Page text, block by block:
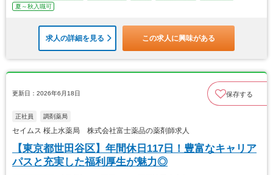
夏～秋入職可
求人の詳細を見る この求人に興味がある
更新日：2026年6月18日 保存する
正社員 調剤薬局
セイムス 桜上水薬局 株式会社富士薬品の薬剤師求人
【東京都世田谷区】年間休日117日！豊富なキャリア
パスと充実した福利厚生が魅力◎